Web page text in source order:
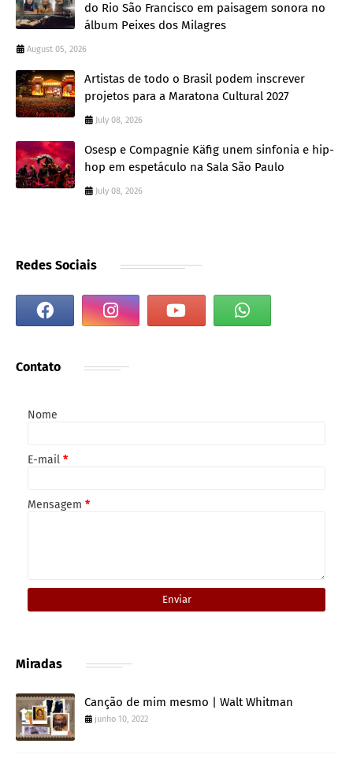
do Rio São Francisco em paisagem sonora no
álbum Peixes dos Milagres
August 05, 2026
Artistas de todo o Brasil podem inscrever
projetos para a Maratona Cultural 2027
July 08, 2026
Osesp e Compagnie Käfig unem sinfonia e hip-
hop em espetáculo na Sala São Paulo
July 08, 2026
Redes Sociais
Contato
Nome
E-mail *
Mensagem *
Miradas
Canção de mim mesmo | Walt Whitman
junho 10, 2022